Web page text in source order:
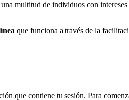
multitud de individuos con
que funciona a través de la
que contiene tu sesión. Para